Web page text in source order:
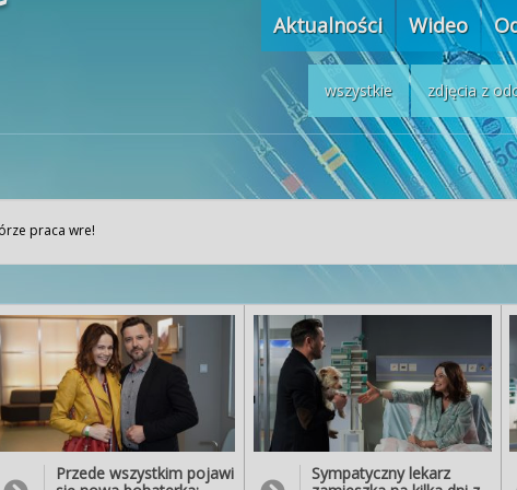
Aktualności Wideo
zdjęcia z
wszystkie
praca wre!
Przede wszystkim pojawi
Sympatyczny lekarz